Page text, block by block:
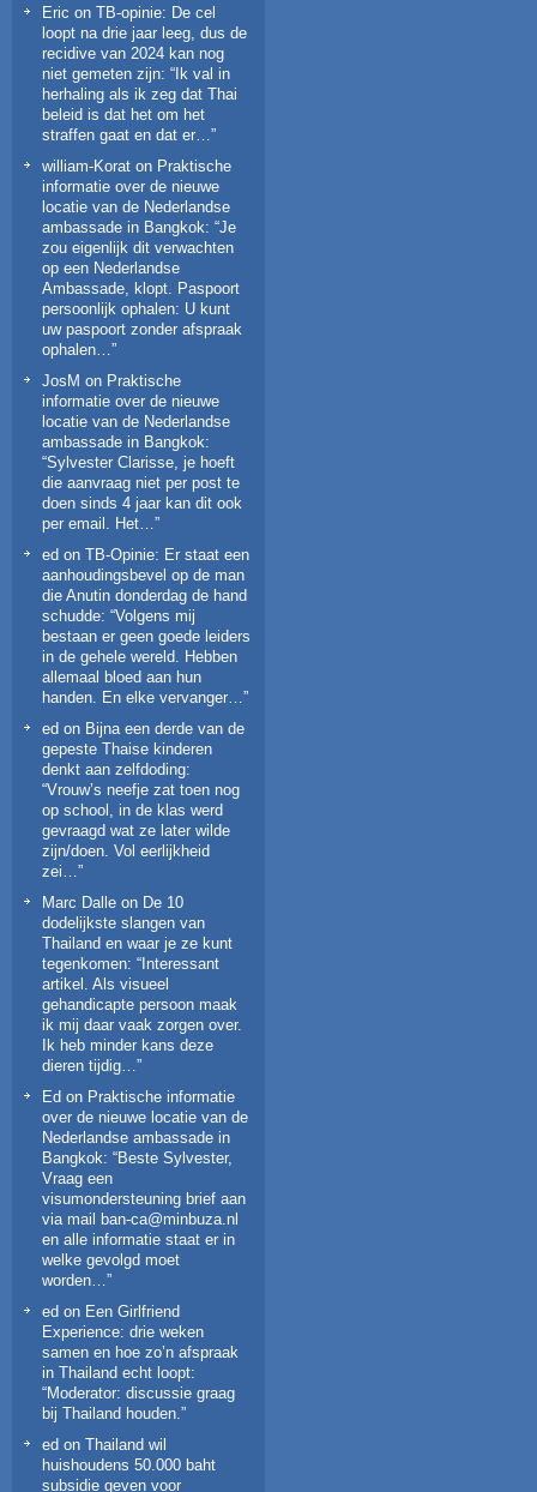
Eric on TB-opinie: De cel
loopt na drie jaar leeg, dus de
recidive van 2024 kan nog
niet gemeten zijn: “Ik val in
herhaling als ik zeg dat Thai
beleid is dat het om het
straffen gaat en dat er… ”
william-Korat on Praktische
informatie over de nieuwe
locatie van de Nederlandse
ambassade in Bangkok: “Je
zou eigenlijk dit verwachten
op een Nederlandse
Ambassade, klopt. Paspoort
persoonlijk ophalen: U kunt
uw paspoort zonder afspraak
ophalen… ”
JosM on Praktische
informatie over de nieuwe
locatie van de Nederlandse
ambassade in Bangkok:
“Sylvester Clarisse, je hoeft
die aanvraag niet per post te
doen sinds 4 jaar kan dit ook
per email. Het… ”
ed on TB-Opinie: Er staat een
aanhoudingsbevel op de man
die Anutin donderdag de hand
schudde: “Volgens mij
bestaan er geen goede leiders
in de gehele wereld. Hebben
allemaal bloed aan hun
handen. En elke vervanger… ”
ed on Bijna een derde van de
gepeste Thaise kinderen
denkt aan zelfdoding:
“Vrouw’s neefje zat toen nog
op school, in de klas werd
gevraagd wat ze later wilde
zijn/doen. Vol eerlijkheid
zei…”
Marc Dalle on De 10
dodelijkste slangen van
Thailand en waar je ze kunt
tegenkomen: “ Interessant
artikel. Als visueel
gehandicapte persoon maak
ik mij daar vaak zorgen over.
Ik heb minder kans deze
dieren tijdig…”
Ed on Praktische informatie
over de nieuwe locatie van de
Nederlandse ambassade in
Bangkok: “Beste Sylvester,
Vraag een
visumondersteuning brief aan
via mail ban-ca@minbuza.nl
en alle informatie staat er in
welke gevolgd moet
worden…”
ed on Een Girlfriend
Experience: drie weken
samen en hoe zo’n afspraak
in Thailand echt loopt:
“Moderator: discussie graag
bij Thailand houden.”
ed on Thailand wil
huishoudens 50.000 baht
subsidie geven voor